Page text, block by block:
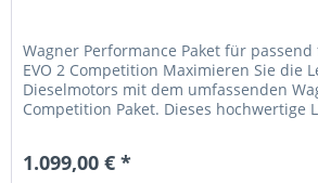
Wagner Performance Paket für passend
EVO 2 Competition Maximieren Sie die
Dieselmotors mit dem umfassenden
Competition Paket. Dieses hochwertige
Ladeluftkühler Upgrade Kit und einem
1.099,00 € *